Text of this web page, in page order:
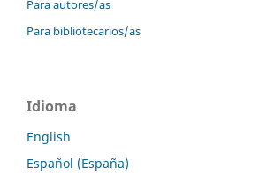
Para autores/as
Para bibliotecarios/as
Idioma
English
Español (España)